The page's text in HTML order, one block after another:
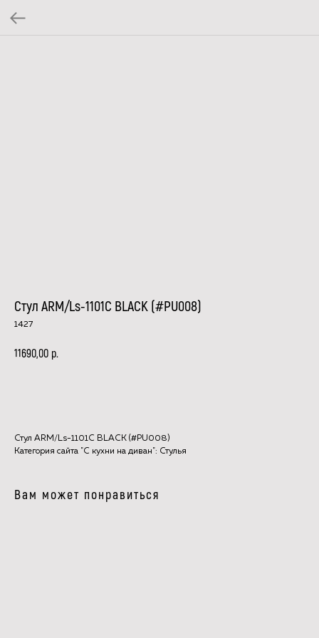
Стул ARM/Ls-1101C BLACK (#PU008)
1427
11690,00 р.
Стул ARM/Ls-1101C BLACK (#PU008)
Категория сайта "С кухни на диван": Стулья
Вам может понравиться